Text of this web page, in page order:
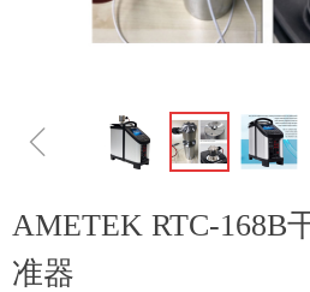
ꁆ
AMETEK RTC-168B
准器